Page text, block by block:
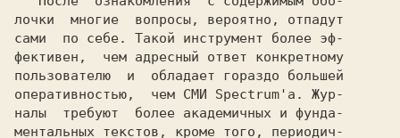
лочки  многие  вопросы, вероятно, отпадут
сами  по себе. Такой инструмент более эф-
фективен,  чем адресный ответ конкретному
пользователю  и  обладает гораздо большей
оперативностью,  чем СМИ Spectrum'a. Жур-
налы  требуют  более академичных и фунда-
ментальных текстов, кроме того, периодич-